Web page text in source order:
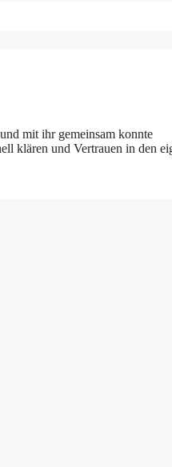
mit ihr gemeinsam konnte
klären und Vertrauen in den